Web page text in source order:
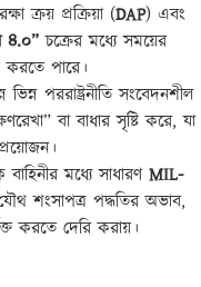
ক্রয় প্রক্রিয়া (DAP) এবং
৪.০” চক্রের মধ্যে সময়ের
করতে পারে।
ভিন্ন পররাষ্ট্রনীতি সংবেদনশীল
বা বাধার সৃষ্টি করে, যা
মধ্যে সাধারণ MIL-
শংসাপত্র পদ্ধতির অভাব,
করতে দেরি করায়।